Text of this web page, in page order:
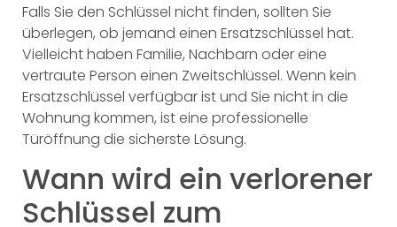
Falls Sie den Schlüssel nicht finden, sollten Sie
überlegen, ob jemand einen Ersatzschlüssel hat.
Vielleicht haben Familie, Nachbarn oder eine
vertraute Person einen Zweitschlüssel. Wenn kein
Ersatzschlüssel verfügbar ist und Sie nicht in die
Wohnung kommen, ist eine professionelle
Türöffnung die sicherste Lösung.
Wann wird ein verlorener
Schlüssel zum